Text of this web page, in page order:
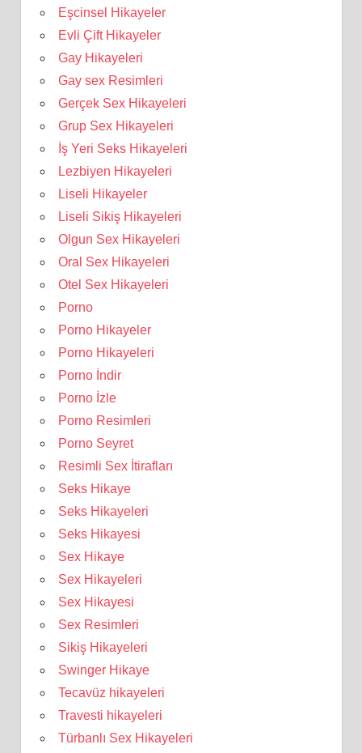
Eşcinsel Hikayeler
Evli Çift Hikayeler
Gay Hikayeleri
Gay sex Resimleri
Gerçek Sex Hikayeleri
Grup Sex Hikayeleri
İş Yeri Seks Hikayeleri
Lezbiyen Hikayeleri
Liseli Hikayeler
Liseli Sikiş Hikayeleri
Olgun Sex Hikayeleri
Oral Sex Hikayeleri
Otel Sex Hikayeleri
Porno
Porno Hikayeler
Porno Hikayeleri
Porno İndir
Porno İzle
Porno Resimleri
Porno Seyret
Resimli Sex İtirafları
Seks Hikaye
Seks Hikayeleri
Seks Hikayesi
Sex Hikaye
Sex Hikayeleri
Sex Hikayesi
Sex Resimleri
Sikiş Hikayeleri
Swinger Hikaye
Tecavüz hikayeleri
Travesti hikayeleri
Türbanlı Sex Hikayeleri